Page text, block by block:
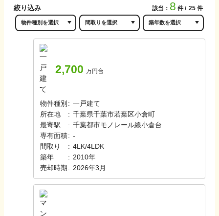
絞り込み 該当： 8 件 25 件
2,700 万円台
物件種別 : 一戸建て
所在地
: 千葉県千葉市若葉区小倉町
最寄駅
: 千葉都市モノレール線小倉台
専有面積: -
間取り
: 4LK/4LDK
築年
: 2010年
売却時期 : 2026年3月